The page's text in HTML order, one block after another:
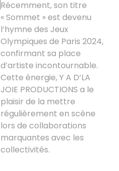
Récemment, son titre
« Sommet » est devenu
l’hymne des Jeux
Olympiques de Paris 2024,
confirmant sa place
d’artiste incontournable.
Cette énergie, Y A D’LA
JOIE PRODUCTIONS a le
plaisir de la mettre
régulièrement en scène
lors de collaborations
marquantes avec les
collectivités.